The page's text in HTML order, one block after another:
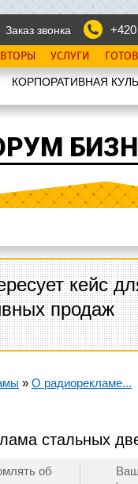
Заказ звонка
УСЛУГИ
КОРПОРАТИВНАЯ
кейс
продаж
» О радиорекламе...
стальных
об